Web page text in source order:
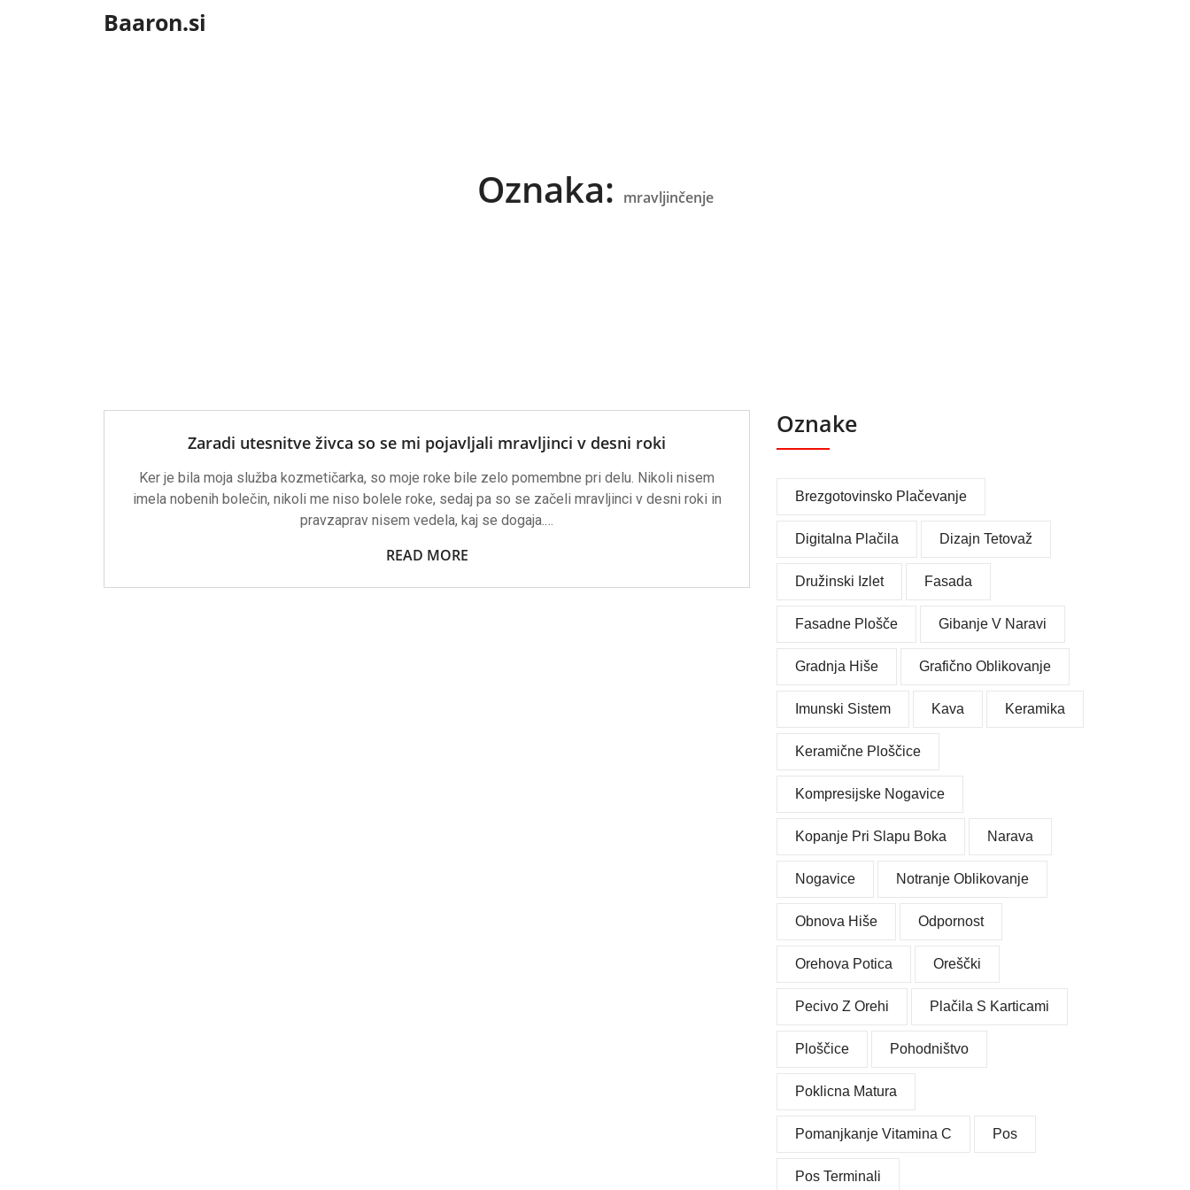
Baaron.si
Oznaka: mravljinčenje
Zaradi utesnitve živca so se mi pojavljali mravljinci v desni roki
Ker je bila moja služba kozmetičarka, so moje roke bile zelo pomembne pri delu. Nikoli nisem
imela nobenih bolečin, nikoli me niso bolele roke, sedaj pa so se začeli mravljinci v desni roki in
pravzaprav nisem vedela, kaj se dogaja.…
READ MORE
Oznake
Brezgotovinsko Plačevanje
Digitalna Plačila Dizajn Tetovaž
Družinski Izlet Fasada
Fasadne Plošče Gibanje V Naravi
Gradnja Hiše Grafično Oblikovanje
Imunski Sistem Kava Keramika
Keramične Ploščice
Kompresijske Nogavice
Kopanje Pri Slapu Boka Narava
Nogavice Notranje Oblikovanje
Obnova Hiše Odpornost
Orehova Potica Oreščki
Pecivo Z Orehi Plačila S Karticami
Ploščice Pohodništvo
Poklicna Matura
Pomanjkanje Vitamina C Pos
Pos Terminali